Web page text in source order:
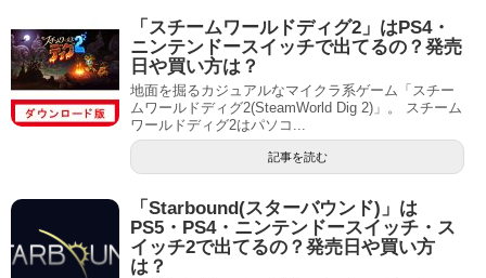
「スチームワールドディグ2」はPS4・
ニンテンドースイッチで出てるの？発売
日や買い方は？
地面を掘るカジュアルなマイクラ系ゲーム「スチー
ムワールドディグ2(SteamWorld Dig 2)」。 スチーム
ワールドディグ2はパソコ...
記事を読む
「Starbound(スターバウンド)」は
PS5・PS4・ニンテンドースイッチ・ス
イッチ2で出てるの？発売日や買い方
は？